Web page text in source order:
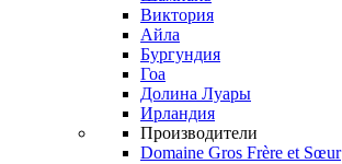
Виктория
Айла
Бургундия
Гоа
Долина Луары
Ирландия
Производители
Domaine Gros Frère et Sœur